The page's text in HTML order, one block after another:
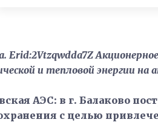
Erid:2Vtzqwdda7Z
и тепловой энергии
АЭС: в г. Балаково
с целью